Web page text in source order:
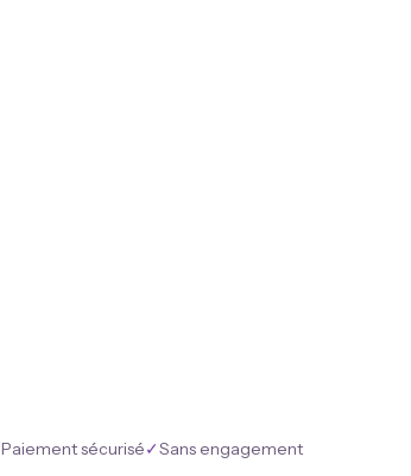
Paiement sécurisé✓Sans engagement